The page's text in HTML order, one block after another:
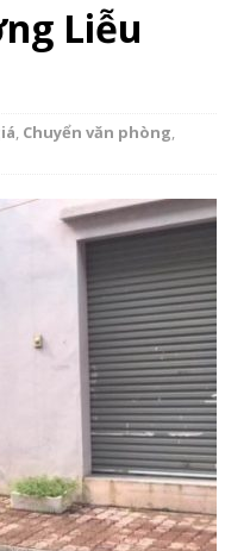
Liễu
, Chuyển văn phòng,